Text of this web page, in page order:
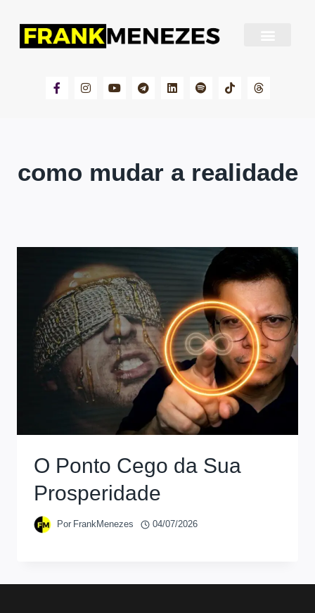
como mudar a realidade
O Ponto Cego da Sua
Prosperidade
Por FrankMenezes 04/07/2026